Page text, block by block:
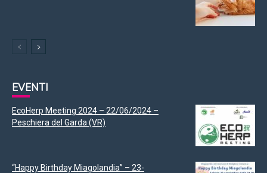
EVENTI
EcoHerp Meeting 2024 – 22/06/2024 –
Peschiera del Garda (VR)
“Happy Birthday Miagolandia” – 23-